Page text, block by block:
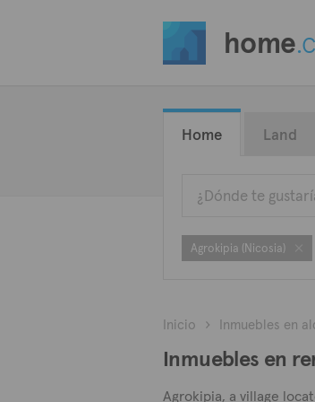
home
Home Land
Agrokipia (Nicosia)
Inicio Inmuebles en
Inmuebles en
Agrokipia, a village